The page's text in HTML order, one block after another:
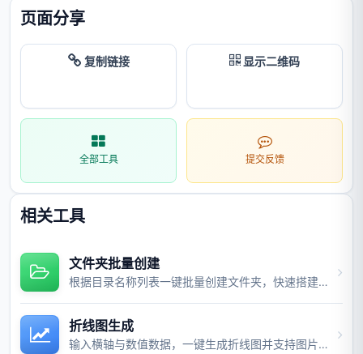
页面分享
复制链接 显示二维码
全部工具 提交反馈
相关工具
文件夹批量创建
根据目录名称列表一键批量创建文件夹，快速搭建项目目录结构。
折线图生成
输入横轴与数值数据，一键生成折线图并支持图片与视频导出。